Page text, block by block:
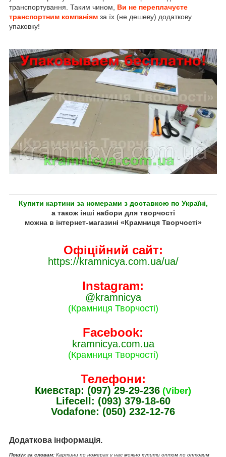
транспортування. Таким чином, Ви не переплачуєте
транспортним компаніям за їх (не дешеву) додаткову
упаковку!
Купити картини за номерами з доставкою по Україні,
а також інші набори для творчості
можна в інтернет-магазині «Крамниця Творчості»
Офіційний сайт:
https://kramnicya.com.ua/ua/
Instagram:
@kramnicya
(Крамниця Творчості)
Facebook:
kramnicya.com.ua
(Крамниця Творчості)
Телефони:
Киевстар: (097) 29-29-236 (Viber)
Lifecell: (093) 379-18-60
Vodafone: (050) 232-12-76
Додаткова інформація.
Пошук за словам: Картини по номерах у нас можно купити оптом по оптовим